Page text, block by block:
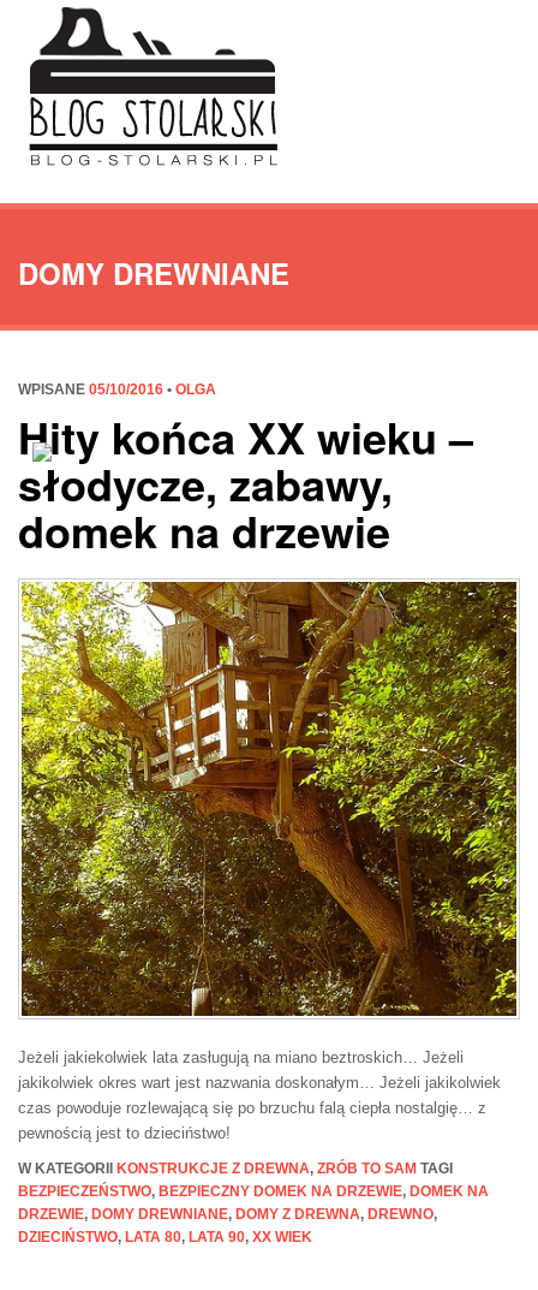
DOMY DREWNIANE
WPISANE 05/10/2016 • OLGA
Hity końca XX wieku –
słodycze, zabawy,
domek na drzewie
Jeżeli jakiekolwiek lata zasługują na miano beztroskich… Jeżeli
jakikolwiek okres wart jest nazwania doskonałym… Jeżeli jakikolwiek
czas powoduje rozlewającą się po brzuchu falą ciepła nostalgię… z
pewnością jest to dzieciństwo!
W KATEGORII KONSTRUKCJE Z DREWNA, ZRÓB TO SAM TAGI
BEZPIECZEŃSTWO, BEZPIECZNY DOMEK NA DRZEWIE, DOMEK NA
DRZEWIE, DOMY DREWNIANE, DOMY Z DREWNA, DREWNO,
DZIECIŃSTWO, LATA 80, LATA 90, XX WIEK